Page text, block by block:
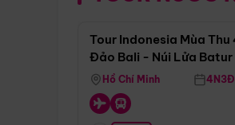
Tour Indonesia Mùa Thu
Đảo Bali - Núi Lửa
Penglipuran
Hồ Chí Minh 4N3Đ